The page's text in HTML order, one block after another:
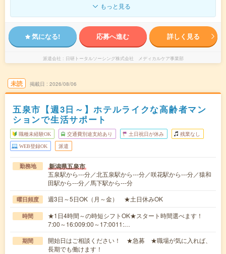
もっと見る
気になる! 応募へ進む 詳しく見る
派遣会社 日研トータルソーシング株式会社 メディカルケア事業部
未読 掲載日 2026/08/06
五泉市【週3日～】ホテルライクな高齢者マン
ションで生活サポート
職種未経験OK 交通費別途支給あり 土日祝日が休み 残業なし
WEB登録OK 派遣
勤務地 新潟県五泉市
五泉駅から---分／北五泉駅から---分／咲花駅から---分／猿和
田駅から---分／馬下駅から---分
曜日頻度 週3日～5日OK（月～金） ★土日休みOK
時間
★1日4時間～の時短シフトOK★スタート時間選べます！
7:00～16:009:00～17:0011:…
期間
開始日はご相談ください！ ★急募 ★職場が気に入れば、
長期でも働けます！